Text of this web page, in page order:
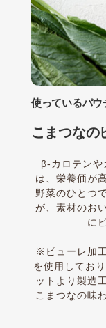
使っているパウ
こまつなの
β-カロテンや
は、栄養価が
野菜のひとつ
が、素材のお
に
※ピューレ加
を使用してお
ットより製造
こまつなの味